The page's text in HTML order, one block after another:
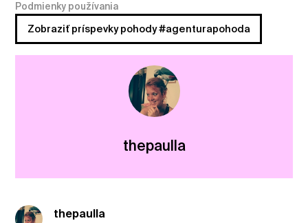
Podmienky používania
Zobraziť príspevky pohody #agenturapohoda
thepaulla
thepaulla